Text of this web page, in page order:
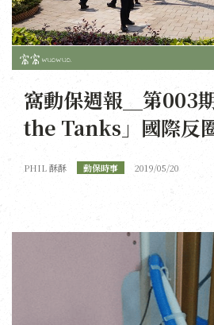
窩動保週報＿第003
the Tanks」國際反
PHIL 酥酥 動保時事 2019/05/20